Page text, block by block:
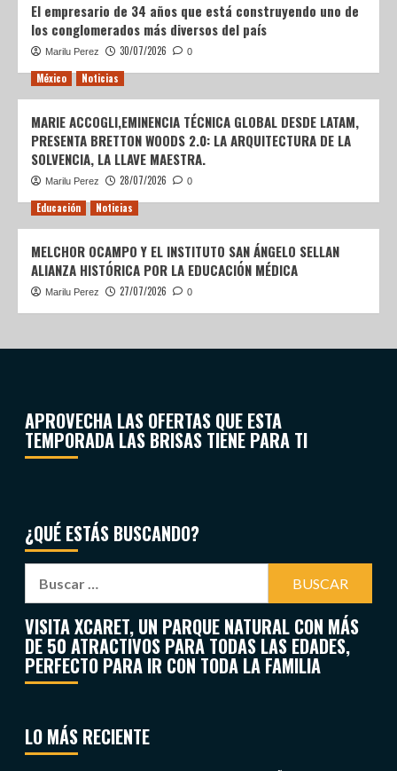
El empresario de 34 años que está construyendo uno de
los conglomerados más diversos del país
Marilu Perez 30/07/2026 0
México Noticias
MARIE ACCOGLI,EMINENCIA TÉCNICA GLOBAL DESDE LATAM,
PRESENTA BRETTON WOODS 2.0: LA ARQUITECTURA DE LA
SOLVENCIA, LA LLAVE MAESTRA.
Marilu Perez 28/07/2026 0
Educación Noticias
MELCHOR OCAMPO Y EL INSTITUTO SAN ÁNGELO SELLAN
ALIANZA HISTÓRICA POR LA EDUCACIÓN MÉDICA
Marilu Perez 27/07/2026 0
APROVECHA LAS OFERTAS QUE ESTA
TEMPORADA LAS BRISAS TIENE PARA TI
¿QUÉ ESTÁS BUSCANDO?
VISITA XCARET, UN PARQUE NATURAL CON MÁS
DE 50 ATRACTIVOS PARA TODAS LAS EDADES,
PERFECTO PARA IR CON TODA LA FAMILIA
LO MÁS RECIENTE